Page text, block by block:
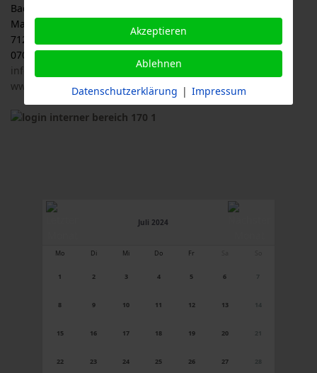
Baden-Württemberg e.V., LOGL
Malersbuckel 11
71263 Weil der Stadt
07033 / 69 23 902
info@logl-bw.de
www.logl-bw.de
Juli 2024
Mo Di Mi Do Fr
1 2 3 4 5 6 7
8 9 10 11 12 13 14
15 16 17 18 19 20 21
22 23 24 25 26 27 28
Akzeptieren
Ablehnen
Datenschutzerklärung | Impressum